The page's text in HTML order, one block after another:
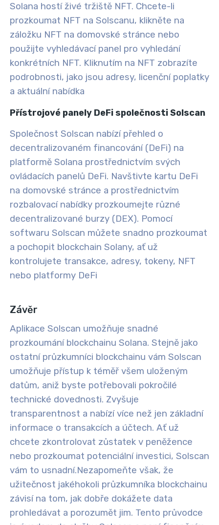
Solana hostí živé tržiště NFT. Chcete-li
prozkoumat NFT na Solscanu, klikněte na
záložku NFT na domovské stránce nebo
použijte vyhledávací panel pro vyhledání
konkrétních NFT. Kliknutím na NFT zobrazíte
podrobnosti, jako jsou adresy, licenční poplatky
a aktuální nabídka
Přístrojové panely DeFi společnosti Solscan
Společnost Solscan nabízí přehled o
decentralizovaném financování (DeFi) na
platformě Solana prostřednictvím svých
ovládacích panelů DeFi. Navštivte kartu DeFi
na domovské stránce a prostřednictvím
rozbalovací nabídky prozkoumejte různé
decentralizované burzy (DEX). Pomocí
softwaru Solscan můžete snadno prozkoumat
a pochopit blockchain Solany, ať už
kontrolujete transakce, adresy, tokeny, NFT
nebo platformy DeFi
Závěr
Aplikace Solscan umožňuje snadné
prozkoumání blockchainu Solana. Stejně jako
ostatní průzkumníci blockchainu vám Solscan
umožňuje přístup k téměř všem uloženým
datům, aniž byste potřebovali pokročilé
technické dovednosti. Zvyšuje
transparentnost a nabízí více než jen základní
informace o transakcích a účtech. Ať už
chcete zkontrolovat zůstatek v peněžence
nebo prozkoumat potenciální investici, Solscan
vám to usnadní.Nezapomeňte však, že
užitečnost jakéhokoli průzkumníka blockchainu
závisí na tom, jak dobře dokážete data
prohledávat a porozumět jim. Tento průvodce